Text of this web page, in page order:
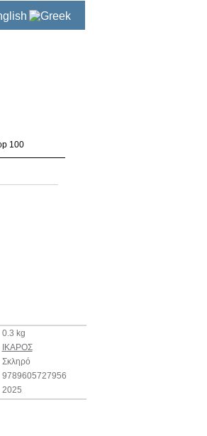
100
0.3 kg
ΙΚΑΡΟΣ
Σκληρό
9789605727956
2025